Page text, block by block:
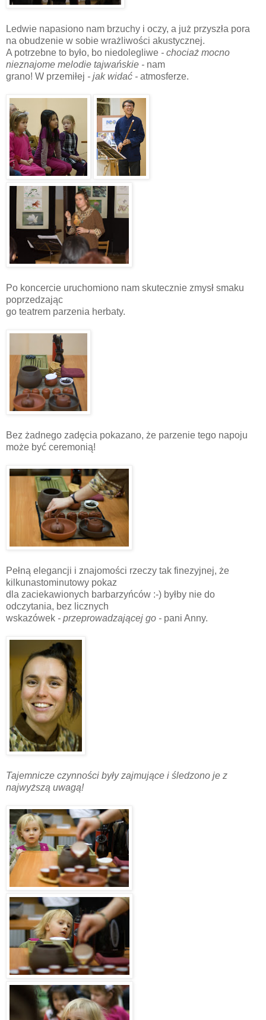
Ledwie napasiono nam brzuchy i oczy, a już przyszła pora
na obudzenie w sobie wrażliwości akustycznej.
A potrzebne to było, bo niedolegliwe - chociaż mocno
nieznajome melodie tajwańskie - nam
grano! W przemiłej - jak widać - atmosferze.
Po koncercie uruchomiono nam skutecznie zmysł smaku
poprzedzając
go teatrem parzenia herbaty.
Bez żadnego zadęcia pokazano, że parzenie tego napoju
może być ceremonią!
Pełną elegancji i znajomości rzeczy tak finezyjnej, że
kilkunastominutowy pokaz
dla zaciekawionych barbarzyńców :-) byłby nie do
odczytania, bez licznych
wskazówek - przeprowadzającej go - pani Anny.
Tajemnicze czynności były zajmujące i śledzono je z
najwyższą uwagą!